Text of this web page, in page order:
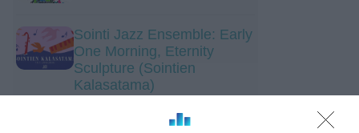
Sointi Jazz Ensemble: Early
One Morning, Eternity
Sculpture (Sointien
Kalasatama)